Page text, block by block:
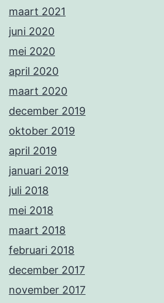
maart 2021
juni 2020
mei 2020
april 2020
maart 2020
december 2019
oktober 2019
april 2019
januari 2019
juli 2018
mei 2018
maart 2018
februari 2018
december 2017
november 2017